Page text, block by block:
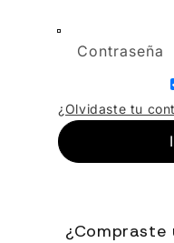
Contraseña
¿Olvidaste tu
¿Compraste